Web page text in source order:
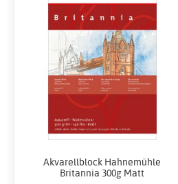
Akvarellblock Hahnemühle
Britannia 300g Matt